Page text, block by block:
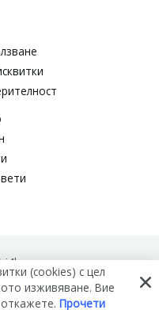
(cookies) с цел
изживяване. Вие
Прочети